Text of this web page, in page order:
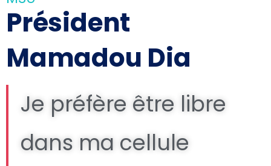
Président
Mamadou Dia
Je préfère être libre
dans ma cellule